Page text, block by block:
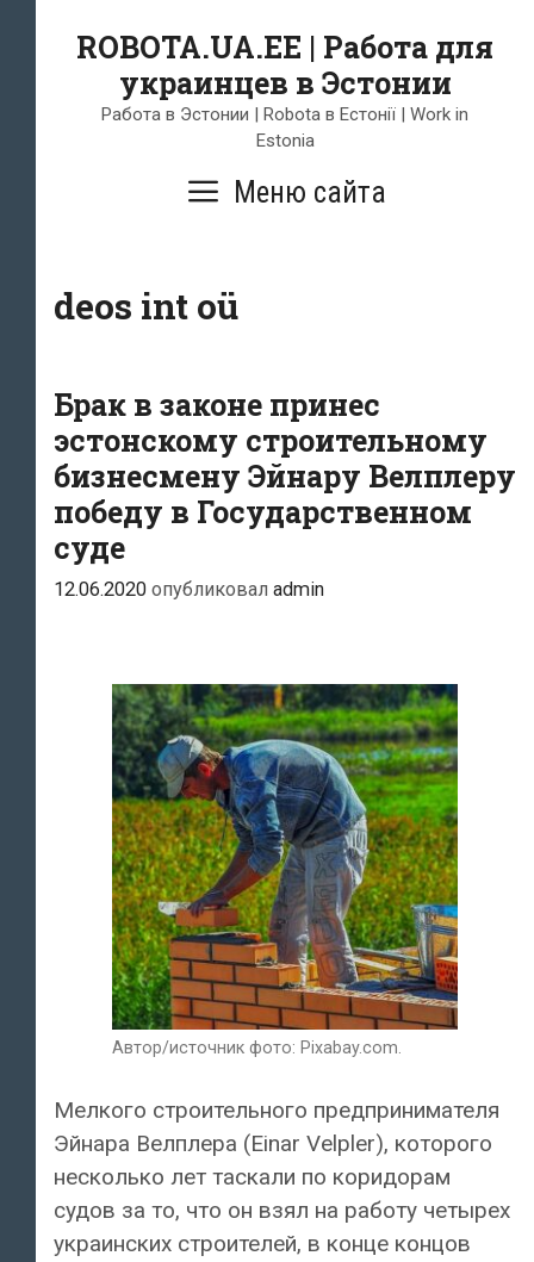
ROBOTA.UA.EE | Работа для
украинцев в Эстонии
Работа в Эстонии | Robota в Естонії | Work in
Estonia
Меню сайта
deos int oü
Брак в законе принес
эстонскому строительному
бизнесмену Эйнару Велплеру
победу в Государственном
суде
12.06.2020 опубликовал admin
Автор/источник фото: Pixabay.com.
Мелкого строительного предпринимателя
Эйнара Велплера (Einar Velpler), которого
несколько лет таскали по коридорам
судов за то, что он взял на работу четырех
украинских строителей, в конце концов